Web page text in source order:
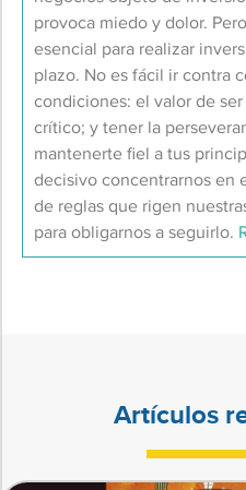
provoca miedo y dolor.
esencial para realizar
plazo. No es fácil ir contra
condiciones: el valor de
crítico; y tener la
mantenerte fiel a tus
decisivo concentrarnos en
de reglas que rigen
para obligarnos a seguirlo.
Artículos